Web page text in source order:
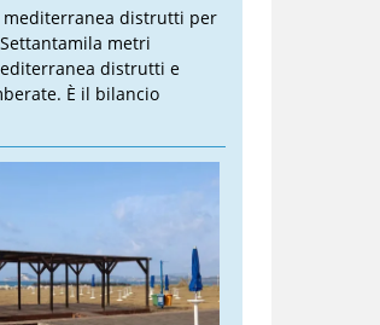
distrutti per
metri
distrutti e
È il bilancio